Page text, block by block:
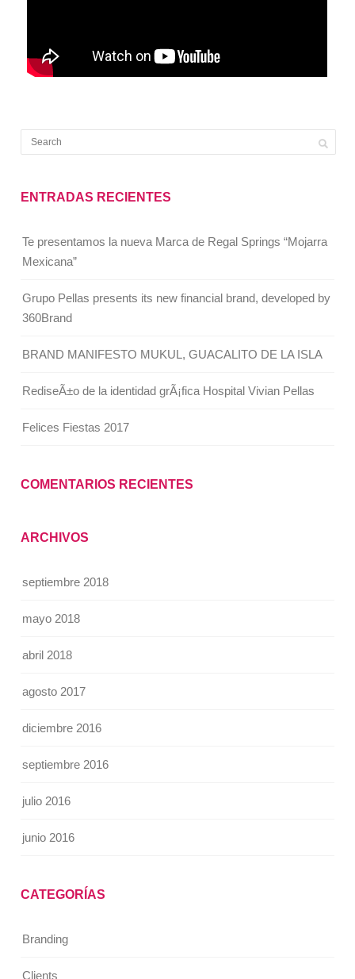
ENTRADAS RECIENTES
Te presentamos la nueva Marca de Regal Springs “Mojarra
Mexicana”
Grupo Pellas presents its new financial brand, developed by
360Brand
BRAND MANIFESTO MUKUL, GUACALITO DE LA ISLA
RediseÃ±o de la identidad grÃ¡fica Hospital Vivian Pellas
Felices Fiestas 2017
COMENTARIOS RECIENTES
ARCHIVOS
septiembre 2018
mayo 2018
abril 2018
agosto 2017
diciembre 2016
septiembre 2016
julio 2016
junio 2016
CATEGORÍAS
Branding
Clients